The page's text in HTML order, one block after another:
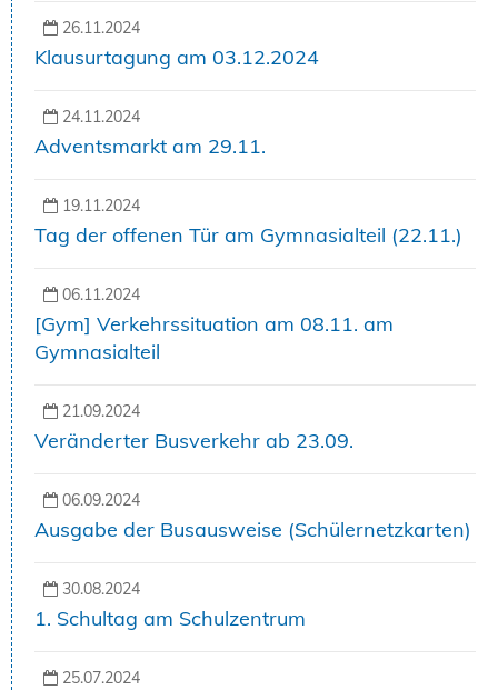
26.11.2024
Klausurtagung am 03.12.2024
24.11.2024
Adventsmarkt am 29.11.
19.11.2024
Tag der offenen Tür am Gymnasialteil (22.11.)
06.11.2024
[Gym] Verkehrssituation am 08.11. am
Gymnasialteil
21.09.2024
Veränderter Busverkehr ab 23.09.
06.09.2024
Ausgabe der Busausweise (Schülernetzkarten)
30.08.2024
1. Schultag am Schulzentrum
25.07.2024